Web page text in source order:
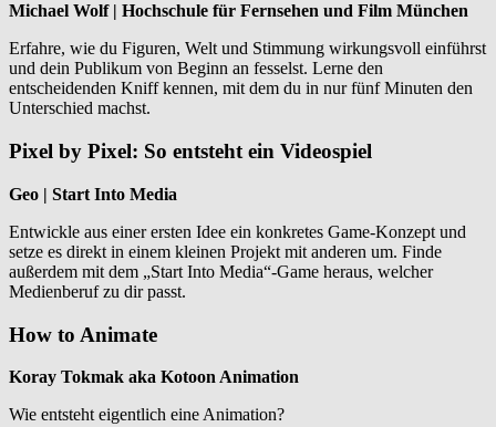
Michael Wolf | Hochschule für Fernsehen und Film München
Erfahre, wie du Figuren, Welt und Stimmung wirkungsvoll einführst
und dein Publikum von Beginn an fesselst. Lerne den
entscheidenden Kniff kennen, mit dem du in nur fünf Minuten den
Unterschied machst.
Pixel by Pixel: So entsteht ein Videospiel
Geo | Start Into Media
Entwickle aus einer ersten Idee ein konkretes Game-Konzept und
setze es direkt in einem kleinen Projekt mit anderen um. Finde
außerdem mit dem „Start Into Media“-Game heraus, welcher
Medienberuf zu dir passt.
How to Animate
Koray Tokmak aka Kotoon Animation
Wie entsteht eigentlich eine Animation?